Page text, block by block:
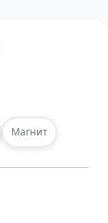
Магнит